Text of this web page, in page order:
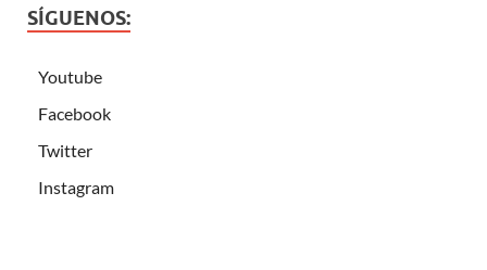
SÍGUENOS:
Youtube
Facebook
Twitter
Instagram